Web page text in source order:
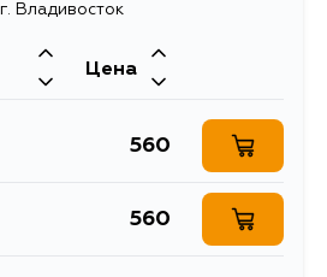
Владивосток
Цена
560
560